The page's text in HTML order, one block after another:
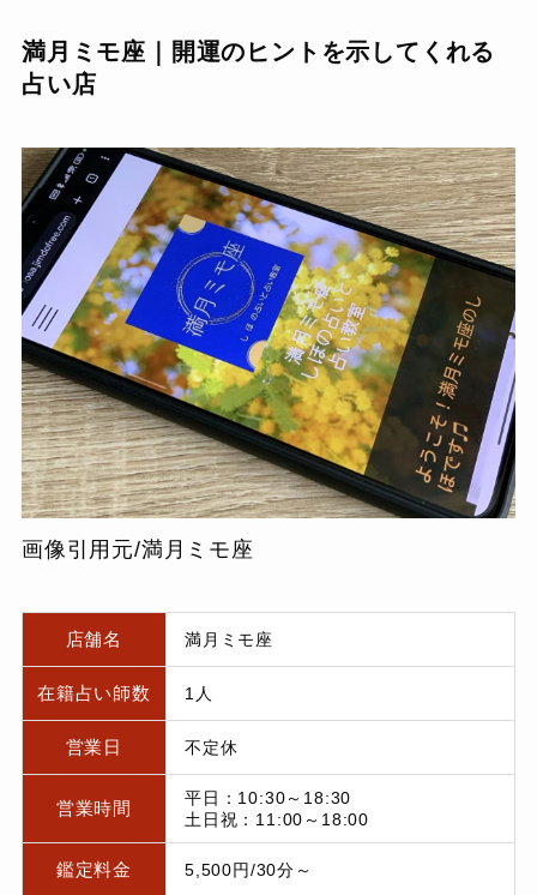
満月ミモ座｜開運のヒントを示してくれる
占い店
画像引用元/満月ミモ座
店舗名 満月ミモ座
在籍占い師数 1人
営業日 不定休
営業時間
平日：10:30～18:30
土日祝：11:00～18:00
鑑定料金 5,500円/30分～